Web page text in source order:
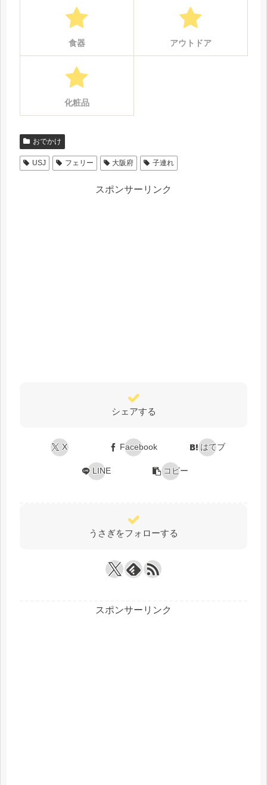
食器 アウトドア
化粧品
おでかけ
USJ フェリー 大阪府 子連れ
スポンサーリンク
シェアする
X Facebook はてブ
LINE コピー
うさぎをフォローする
スポンサーリンク